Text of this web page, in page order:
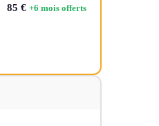
85 € +6 mois offerts